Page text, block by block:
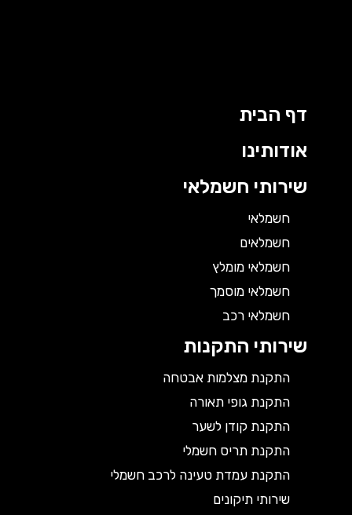
דף הבית
אודותינו
שירותי חשמלאי
חשמלאי
חשמלאים
חשמלאי מומלץ
חשמלאי מוסמך
חשמלאי רכב
שירותי התקנות
התקנת מצלמות אבטחה
התקנת גופי תאורה
התקנת קודן לשער
התקנת תריס חשמלי
התקנת עמדת טעינה לרכב חשמלי
שירותי תיקונים